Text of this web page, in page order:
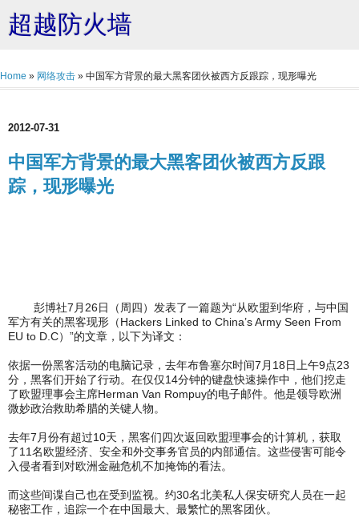
超越防火墙
Home » 网络攻击 » 中国军方背景的最大黑客团伙被西方反跟踪，现形曝光
2012-07-31
中国军方背景的最大黑客团伙被西方反跟
踪，现形曝光
彭博社7月26日（周四）发表了一篇题为“从欧盟到华府，与中国
军方有关的黑客现形（Hackers Linked to China’s Army Seen From
EU to D.C）”的文章，以下为译文：
依据一份黑客活动的电脑记录，去年布鲁塞尔时间7月18日上午9点23
分，黑客们开始了行动。在仅仅14分钟的键盘快速操作中，他们挖走
了欧盟理事会主席Herman Van Rompuy的电子邮件。他是领导欧洲
微妙政治救助希腊的关键人物。
去年7月份有超过10天，黑客们四次返回欧盟理事会的计算机，获取
了11名欧盟经济、安全和外交事务官员的内部通信。这些侵害可能令
入侵者看到对欧洲金融危机不加掩饰的看法。
而这些间谍自己也在受到监视。约30名北美私人保安研究人员在一起
秘密工作，追踪一个在中国最大、最繁忙的黑客团伙。